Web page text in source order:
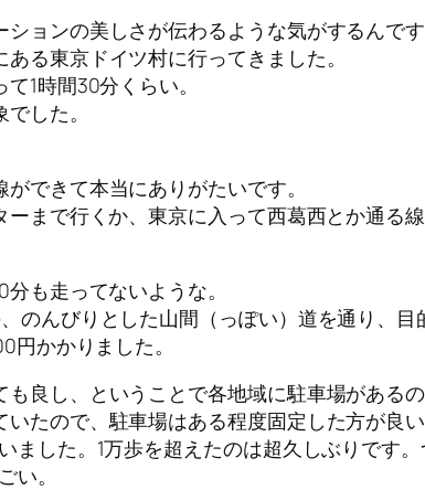
ョンの美しさが伝わるような気がするんです
る東京ドイツ村に行ってきました。
1時間30分くらい。
した。
できて本当にありがたいです。
まで行くか、東京に入って西葛西とか通る
も走ってないような。
のんびりとした山間（っぽい）道を通り、目
かかりました。
良し、ということで各地域に駐車場がある
たので、駐車場はある程度固定した方が良
ました。1万歩を超えたのは超久しぶりです
い。